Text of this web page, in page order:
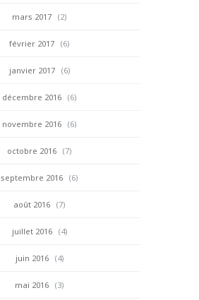
mars 2017 (2)
février 2017 (6)
janvier 2017 (6)
décembre 2016 (6)
novembre 2016 (6)
octobre 2016 (7)
septembre 2016 (6)
août 2016 (7)
juillet 2016 (4)
juin 2016 (4)
mai 2016 (3)